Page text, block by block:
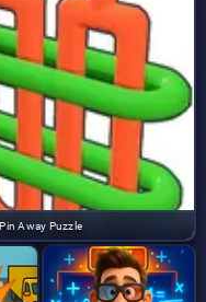
Pin Away Puzzle